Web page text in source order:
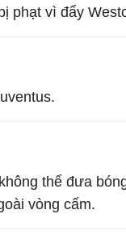
phạt vì đẩy
thể đưa
vòng cấm.